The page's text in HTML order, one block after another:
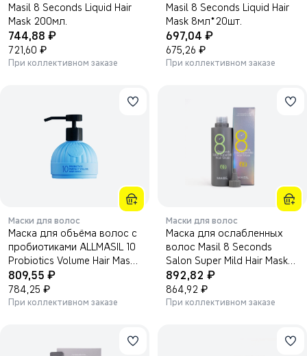
Masil 8 Seconds Liquid Hair
Mask 200мл.
744,88 ₽
721,60 ₽
При коллективном заказе
Masil 8 Seconds Liquid Hair
Mask 8мл*20шт.
697,04 ₽
675,26 ₽
При коллективном заказе
Маски для волос
Маска для объёма волос с
пробиотиками ALLMASIL 10
Probiotics Volume Hair Mask
— 300 мл.
809,55 ₽
784,25 ₽
При коллективном заказе
Маски для волос
Маска для ослабленных
волос Masil 8 Seconds
Salon Super Mild Hair Mask
200мл.
892,82 ₽
864,92 ₽
При коллективном заказе